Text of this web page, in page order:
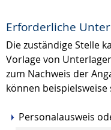
Erforderliche
Die zuständige Stelle
Vorlage von
zum Nachweis der
können beispielsweise
Personalausweis